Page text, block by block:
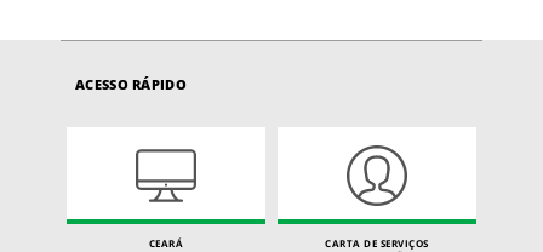
ACESSO RÁPIDO
CEARÁ
CARTA DE SERVIÇOS